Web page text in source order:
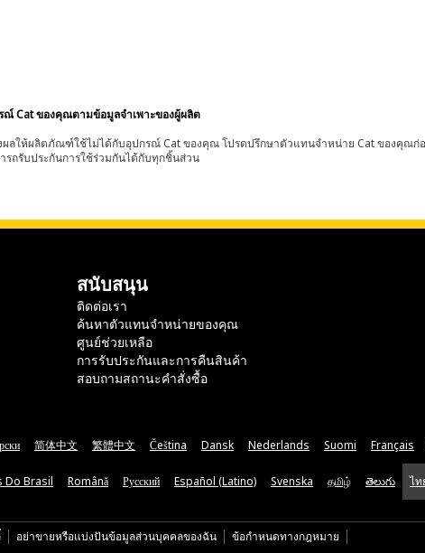
Cat ของคุณตามข้อมูลจำเพาะของผู้ผลิต
ผลให้ผลิตภัณฑ์ใช้ไม่ได้กับอุปกรณ์ Cat ของคุณ โปรดปรึกษาตัวแทนจำหน่าย Cat ของคุณ
ถรับประกันการใช้ร่วมกันได้กับทุกชิ้นส่วน
สนับสนุน
ติดต่อเรา
ค้นหาตัวแทนจำหน่ายของคุณ
ศูนย์ช่วยเหลือ
การรับประกันและการคืนสินค้า
สอบถามสถานะคำสั่งซื้อ
简体中文 繁體中文 Čeština Dansk Nederlands Suomi Français
Do Brasil Română Русский Español (Latino) Svenska தமிழ் తెలుగు ไท
อย่าขายหรือแบ่งปันข้อมูลส่วนบุคคลของฉัน ข้อกำหนดทางกฎหมาย